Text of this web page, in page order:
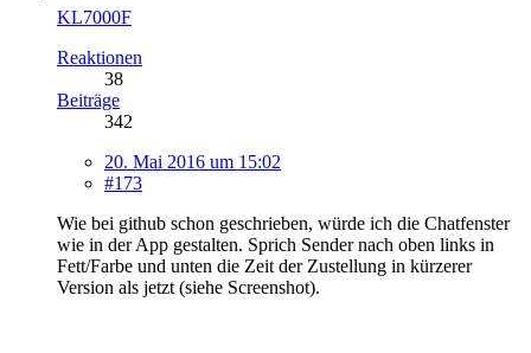
KL7000F
Reaktionen
38
Beiträge
342
20. Mai 2016 um 15:02
#173
Wie bei github schon geschrieben, würde ich die Chatfenster
wie in der App gestalten. Sprich Sender nach oben links in
Fett/Farbe und unten die Zeit der Zustellung in kürzerer
Version als jetzt (siehe Screenshot).